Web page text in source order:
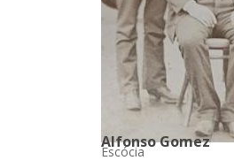
Escócia
Alfonso Gomez